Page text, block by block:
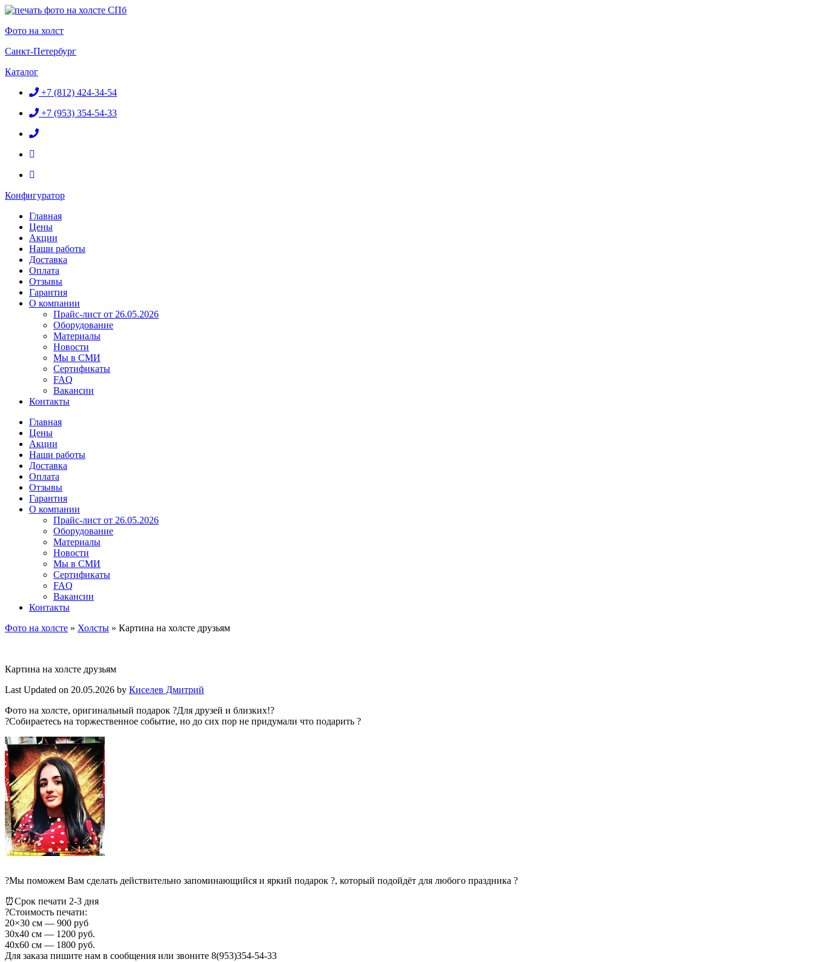
Перейти
содержимому
Фото на холст
Санкт-Петербург
Каталог
+7 (812) 424-34-54
+7 (953) 354-54-33
Конфигуратор
Главная
Цены
Акции
Наши работы
Доставка
Оплата
Отзывы
Гарантия
О компании
Прайс-лист от 26.05.2026
Оборудование
Материалы
Новости
Мы в СМИ
Сертификаты
FAQ
Вакансии
Контакты
Главная
Цены
Акции
Наши работы
Доставка
Оплата
Отзывы
Гарантия
О компании
Прайс-лист от 26.05.2026
Оборудование
Материалы
Новости
Мы в СМИ
Сертификаты
FAQ
Вакансии
Контакты
Фото на холсте » Холсты » Картина на холсте друзьям
Картина на холсте друзьям
Last Updated on 20.05.2026 by Киселев Дмитрий
Фото на холсте, оригинальный подарок ?Для друзей и близких!?
?Собираетесь на торжественное событие, но до сих пор не придумали что подарить ?
?Мы поможем Вам сделать действительно запоминающийся и яркий подарок ?, который подойдёт для любого праздника ?
⏰Срок печати 2-3 дня
?Стоимость печати:
20×30 см — 900 руб
30х40 см — 1200 руб.
40х60 см — 1800 руб.
Для заказа пишите нам в сообщения или звоните 8(953)354-54-33